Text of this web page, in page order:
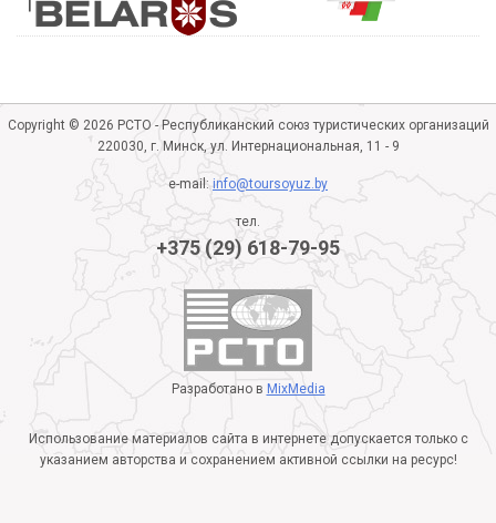
Copyright © 2026 РСТО - Республиканский союз туристических организаций
220030, г. Минск, ул. Интернациональная, 11 - 9
e-mail:info@toursoyuz.by
тел.
+375 (29) 618-79-95
Разработано в MixMedia
Использование материалов сайта в интернете допускается только с
указанием авторства и сохранением активной ссылки на ресурс!